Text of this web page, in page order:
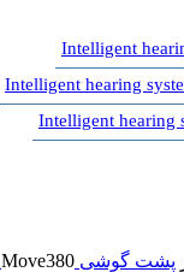
پشت گوشی BTE Power Move380